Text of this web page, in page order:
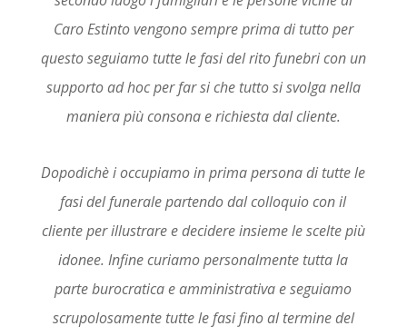
Caro Estinto vengono sempre prima di tutto per
questo seguiamo tutte le fasi del rito funebri con un
supporto ad hoc per far si che tutto si svolga nella
maniera più consona e richiesta dal cliente.
Dopodichè i occupiamo in prima persona di tutte le
fasi del funerale partendo dal colloquio con il
cliente per illustrare e decidere insieme le scelte più
idonee. Infine curiamo personalmente tutta la
parte burocratica e amministrativa e seguiamo
scrupolosamente tutte le fasi fino al termine del